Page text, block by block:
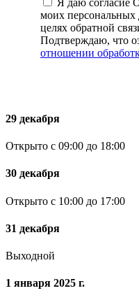
моих персональных
целях обратной
Подтверждаю, что
отношении
29 декабря
Открыто с 09:00 до 18:00
30 декабря
Открыто с 10:00 до 17:00
31 декабря
Выходной
1 января 2025 г.